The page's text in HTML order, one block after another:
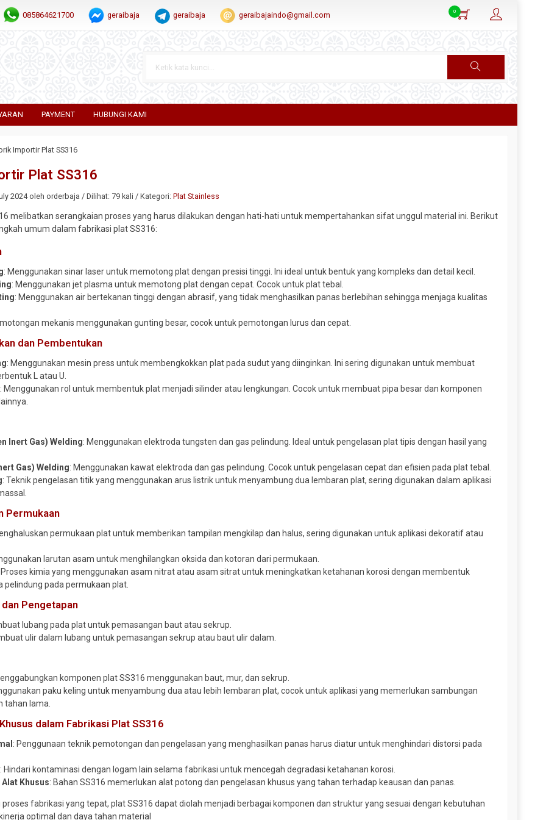
085864621700 geraibaja geraibaja geraibajaindo@gmail.com 0
PAYMENT HUBUNGI KAMI
Importir Plat SS316
Plat SS316
2024 oleh orderbaja / Dilihat: 79 kali / Kategori:Plat Stainless
melibatkan serangkaian proses yang harus dilakukan dengan hati-hati untuk mempertahankan sifat unggul material ini. Berikut
umum dalam fabrikasi plat SS316:
: Menggunakan sinar laser untuk memotong plat dengan presisi tinggi. Ini ideal untuk bentuk yang kompleks dan detail kecil.
: Menggunakan jet plasma untuk memotong plat dengan cepat. Cocok untuk plat tebal.
: Menggunakan air bertekanan tinggi dengan abrasif, yang tidak menghasilkan panas berlebihan sehingga menjaga kualitas
mekanis menggunakan gunting besar, cocok untuk pemotongan lurus dan cepat.
dan Pembentukan
: Menggunakan mesin press untuk membengkokkan plat pada sudut yang diinginkan. Ini sering digunakan untuk membuat
L atau U.
: Menggunakan rol untuk membentuk plat menjadi silinder atau lengkungan. Cocok untuk membuat pipa besar dan komponen
Inert Gas) Welding: Menggunakan elektroda tungsten dan gas pelindung. Ideal untuk pengelasan plat tipis dengan hasil yang
Gas) Welding: Menggunakan kawat elektroda dan gas pelindung. Cocok untuk pengelasan cepat dan efisien pada plat tebal.
: Teknik pengelasan titik yang menggunakan arus listrik untuk menyambung dua lembaran plat, sering digunakan dalam aplikasi
Permukaan
permukaan plat untuk memberikan tampilan mengkilap dan halus, sering digunakan untuk aplikasi dekoratif atau
larutan asam untuk menghilangkan oksida dan kotoran dari permukaan.
Proses kimia yang menggunakan asam nitrat atau asam sitrat untuk meningkatkan ketahanan korosi dengan membentuk
pelindung pada permukaan plat.
Pengetapan
lubang pada plat untuk pemasangan baut atau sekrup.
ulir dalam lubang untuk pemasangan sekrup atau baut ulir dalam.
komponen plat SS316 menggunakan baut, mur, dan sekrup.
paku keling untuk menyambung dua atau lebih lembaran plat, cocok untuk aplikasi yang memerlukan sambungan
tahan lama.
dalam Fabrikasi Plat SS316
: Penggunaan teknik pemotongan dan pengelasan yang menghasilkan panas harus diatur untuk menghindari distorsi pada
: Hindari kontaminasi dengan logam lain selama fabrikasi untuk mencegah degradasi ketahanan korosi.
Khusus: Bahan SS316 memerlukan alat potong dan pengelasan khusus yang tahan terhadap keausan dan panas.
proses fabrikasi yang tepat, plat SS316 dapat diolah menjadi berbagai komponen dan struktur yang sesuai dengan kebutuhan
optimal dan daya tahan material